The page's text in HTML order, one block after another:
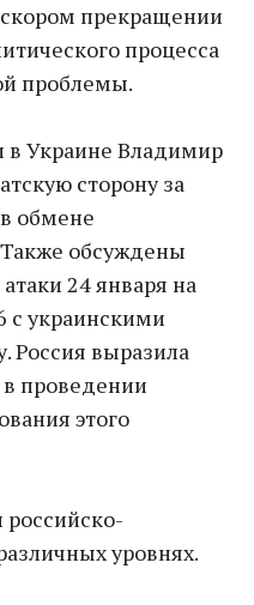
прекращении
процесса
проблемы.
в Украине Владимир
сторону за
обмене
обсуждены
24 января на
с украинскими
Россия выразила
в проведении
этого
уровнях.